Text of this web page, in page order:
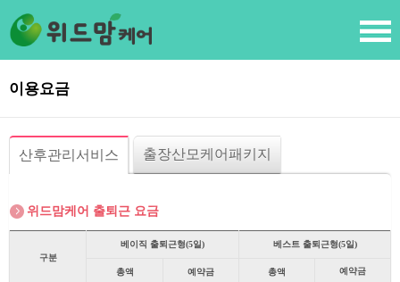
이용요금
산후관리서비스 출장산모케어패키지
위드맘케어 출퇴근 요금
구분
베이직 출퇴근형(5일) 베스트 출퇴근형(5일)
총액 예약금 총액 예약금